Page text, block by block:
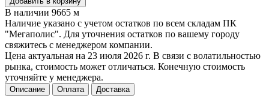
В наличии 9665 м
Наличие указано с учетом остатков по всем складам ПК
"Мегаполис". Для уточнения остатков по вашему городу
свяжитесь с менеджером компании.
Цена актуальная на 23 июля 2026 г. В связи с волатильностью
рынка, стоимость может отличаться. Конечную стоимость
уточняйте у менеджера.
Описание Оплата Доставка